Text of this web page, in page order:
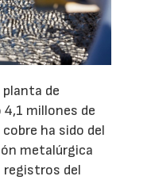
de
millones de
ha sido del
metalúrgica
registros del